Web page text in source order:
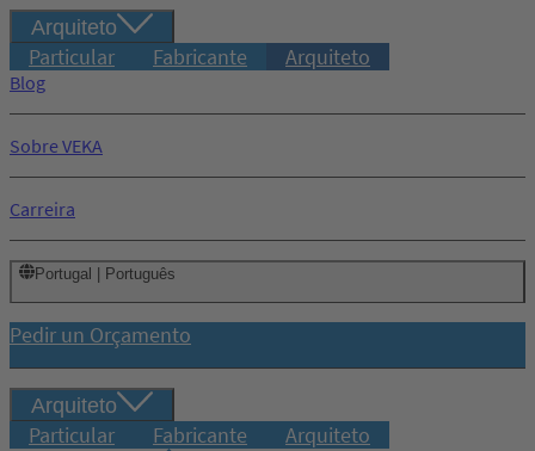
Arquiteto
Particular Fabricante Arquiteto
Blog
Sobre VEKA
Carreira
Portugal | Português
Pedir un Orçamento
Arquiteto
Particular Fabricante Arquiteto